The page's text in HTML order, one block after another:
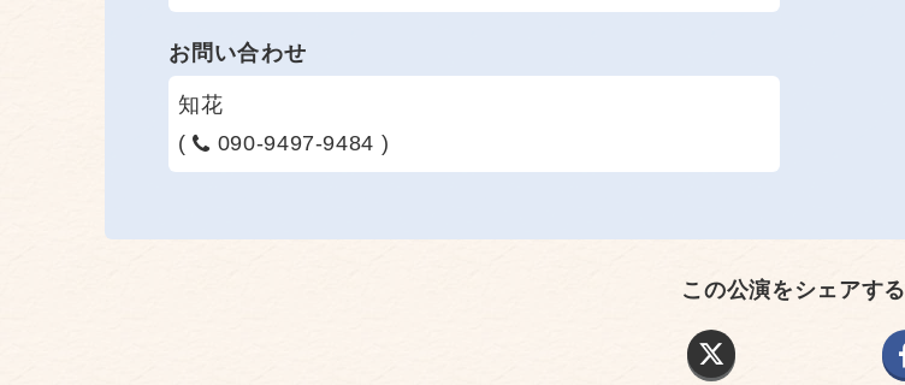
お問い合わせ
知花
(
090-9497-9484 )
この公演をシェアする